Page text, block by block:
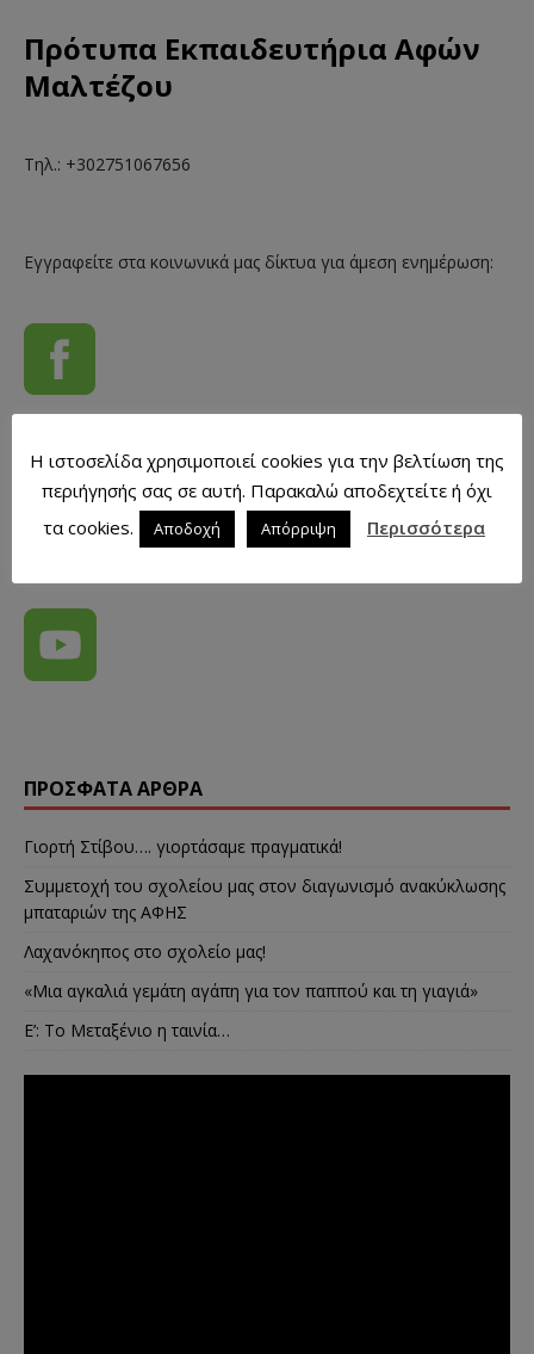
Πρότυπα Εκπαιδευτήρια Αφών
Μαλτέζου
Τηλ.: +302751067656
Εγγραφείτε στα κοινωνικά μας δίκτυα για άμεση ενημέρωση:
ΠΡΌΣΦΑΤΑ ΆΡΘΡΑ
Γιορτή Στίβου…. γιορτάσαμε πραγματικά!
Συμμετοχή του σχολείου μας στον διαγωνισμό ανακύκλωσης
μπαταριών της ΑΦΗΣ
Λαχανόκηπος στο σχολείο μας!
«Μια αγκαλιά γεμάτη αγάπη για τον παππού και τη γιαγιά»
E’: Το Μεταξένιο η ταινία…
Η ιστοσελίδα χρησιμοποιεί cookies για την βελτίωση της
περιήγησής σας σε αυτή. Παρακαλώ αποδεχτείτε ή όχι
τα cookies.
Αποδοχή Απόρριψη Περισσότερα